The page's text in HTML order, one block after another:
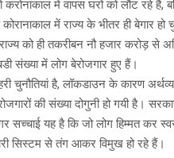
में वापस घरों को लौट रहे हैं,
में राज्य के भीतर ही बेगार हो
को ही तकरीबन नौ हजार करोड़ से
संख्या में लोग बेरोजगार हुए हैं।
चुनौतियां है, लॉकडाउन के कारण
की संख्या दोगुनी हो गयी है।
सच्चाई यह है कि जो लोग हिम्मत कर
सिस्टम से तंग आकर विमुख हो रहे हैं।